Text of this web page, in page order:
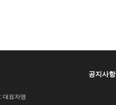
대표자명
공지사항